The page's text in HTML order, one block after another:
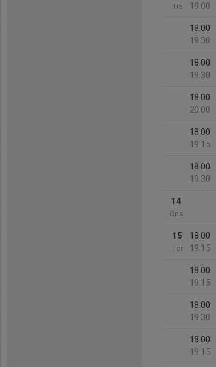
Tis
19:00
18:00
19:30
18:00
19:30
18:00
20:00
18:00
19:15
18:00
19:30
14
Ons
15
Tor
18:00
19:15
18:00
19:15
18:00
19:30
18:00
19:15